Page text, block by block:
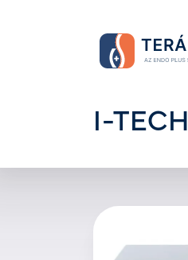
I-TECH